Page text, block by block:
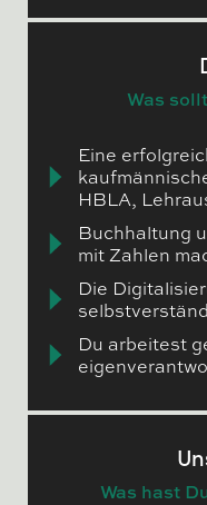
Was
Eine
HBLA,
Buchhaltung
mit Zahlen
Die
Du arbeitest
Was hast